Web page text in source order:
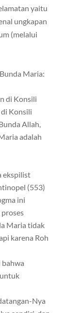
yaitu
ungkapan
(melalui
Maria:
di Konsili
di Konsili
Allah,
adalah
ekspilist
(553)
ini
Maria tidak
karena Roh
bahwa
Nya